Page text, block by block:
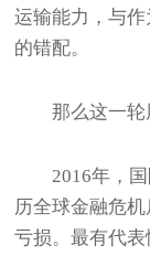
运输能力，与
的错配。
那么这一轮
2016年，
历全球金融危
亏损。最有代